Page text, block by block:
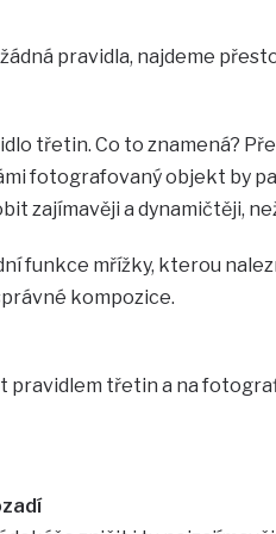
pravidla, najdeme
třetin. Co to znamená?
fotografovaný objekt by
zajímavěji a dynamičtěji,
funkce mřížky, kterou
kompozice.
pravidlem třetin a na